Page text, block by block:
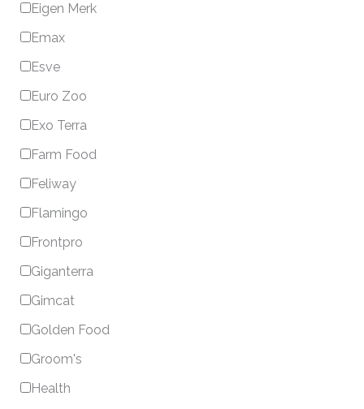
Eigen Merk
Emax
Esve
Euro Zoo
Exo Terra
Farm Food
Feliway
Flamingo
Frontpro
Giganterra
Gimcat
Golden Food
Groom's
Health